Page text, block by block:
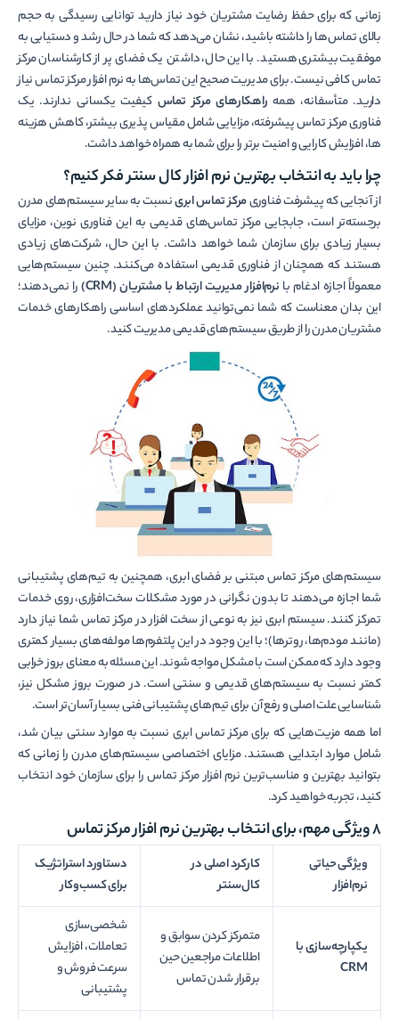
زمانی که برای حفظ رضایت مشتریان خود نیاز دارید توانایی رسیدگی به حجم
بالای تماس‌­ها را داشته باشید، نشان می­‌دهد که شما در حال رشد و دستیابی به
موفقیت بیشتری هستید. با این حال، داشتن یک فضای پر از کارشناسان مرکز
تماس کافی نیست. برای مدیریت صحیح این تماس‌­ها به نرم افزار مرکز تماس نیاز
دارید. متأسفانه، همه راهکارهای مرکز تماس کیفیت یکسانی ندارند. یک
فناوری مرکز تماس پیشرفته، مزایایی شامل مقیاس پذیری بیشتر، کاهش هزینه­‌
ها، افزایش کارایی و امنیت برتر را برای شما به همراه خواهد داشت.
چرا باید به انتخاب بهترین نرم افزار کال سنتر فکر کنیم؟
از آنجایی که پیشرفت فناوریمرکز تماس ابرینسبت به سایر سیستم‌های مدرن
برجسته­‌تر است، جابجایی مرکز تماس‌­های قدیمی به این فناوری نوین، مزایای
بسیار زیادی برای سازمان شما خواهد داشت. با این حال، شرکت‌های زیادی
هستند که همچنان از فناوری قدیمی استفاده می‌کنند. چنین سیستم‌هایی
معمولاً اجازه ادغام با نرم‌افزار مدیریت ارتباط با مشتریان (CRM
)را نمی‌دهند؛
این بدان معناست که شما نمی‌توانید عملکردهای اساسی راهکارهای خدمات
مشتریان مدرن را از طریق سیستم­‌های قدیمی مدیریت کنید.
سیستم‌های مرکز تماس مبتنی بر فضای ابری، همچنین به تیم‌های پشتیبانی
شما اجازه می‌دهند تا بدون نگرانی در مورد مشکلات سخت‌افزاری، روی خدمات
تمرکز کنند. سیستم ابری نیز به نوعی از سخت افزار در مرکز تماس شما نیاز دارد
(مانند مودم­‌ها، روترها)؛ با این وجود در این پلتفرم‌­ها مولفه­‌های بسیار کمتری
وجود دارد که ممکن است با مشکل مواجه شوند. این مسئله به معنای بروز خرابی
کمتر نسبت به سیستم‌های قدیمی و سنتی است. در صورت بروز مشکل نیز،
شناسایی علت اصلی و رفع آن برای تیم‌های پشتیبانی فنی بسیار آسان‌تر است.
اما همه مزیت‌­هایی که برای مرکز تماس ابری نسبت به موارد سنتی بیان شد،
شامل موارد ابتدایی هستند. مزایای اختصاصی سیستم‌های مدرن را زمانی که
بتوانید بهترین و مناسب­‌ترین نرم افزار مرکز تماس را برای سازمان خود انتخاب
کنید، تجربه خواهید کرد.
8 ویژگی مهم، برای انتخاب بهترین نرم افزار مرکز تماس
ویژگی حیاتی
نرم‌افزار
کارکرد اصلی در
کال‌سنتر
دستاورد استراتژیک
برای کسب‌وکار
یکپارچه‌سازی با
CRM
متمرکز کردن سوابق و
اطلاعات مراجعین حین
برقرار شدن تماس
شخصی‌سازی
تعاملات، افزایش
سرعت فروش و
پشتیبانی